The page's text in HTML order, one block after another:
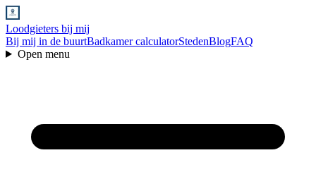
Loodgieters bij mij
Bij mij in de buurtBadkamer calculatorStedenBlogFAQ
Open menu